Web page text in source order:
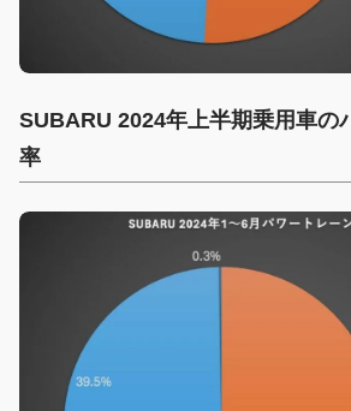
SUBARU 2024年上半期乗用車の
率